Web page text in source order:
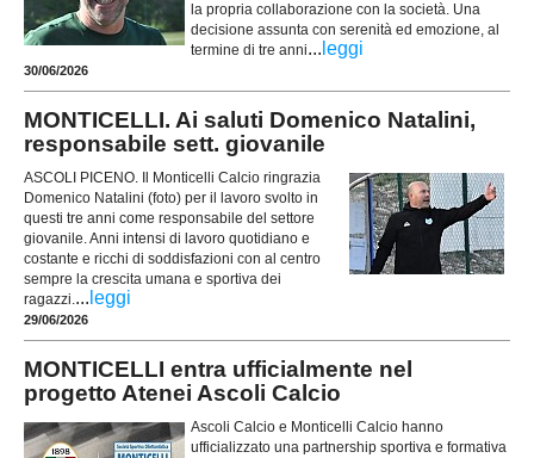
la propria collaborazione con la società. Una
decisione assunta con serenità ed emozione, al
termine di tre anni... leggi
30/06/2026
MONTICELLI. Ai saluti Domenico Natalini,
responsabile sett. giovanile
ASCOLI PICENO. Il Monticelli Calcio ringrazia
Domenico Natalini (foto) per il lavoro svolto in
questi tre anni come responsabile del settore
giovanile. Anni intensi di lavoro quotidiano e
costante e ricchi di soddisfazioni con al centro
sempre la crescita umana e sportiva dei
ragazzi.... leggi
29/06/2026
MONTICELLI entra ufficialmente nel
progetto Atenei Ascoli Calcio
Ascoli Calcio e Monticelli Calcio hanno
ufficializzato una partnership sportiva e formativa